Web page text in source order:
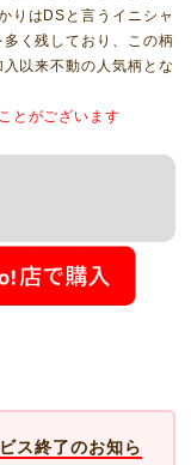
りはDSと言うイニシャ
く残しており、この柄
以来不動の人気柄とな
とがございます
ス終了のお知ら